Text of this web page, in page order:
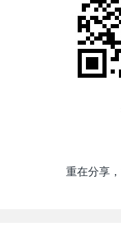
重在分享